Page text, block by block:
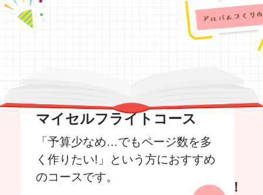
マイセルフライトコース
「予算少なめ…でもページ数を多
く作りたい!」という方におすすめ
のコースです。
いつでもお気軽にご相談ください！